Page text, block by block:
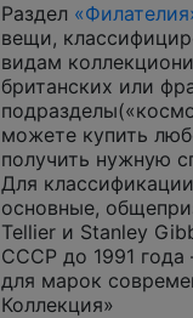
Раздел
вещи,
видам
британских или
можете купить
получить нужную
Для
основные,
Tellier и Stanley
СССР до 1991
для марок
Коллекция»